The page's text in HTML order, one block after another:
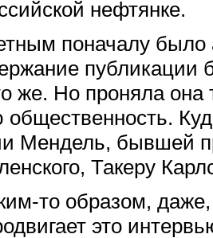
нефтянке.
поначалу было
же. Но проняла она
общественность.
Мендель, бывшей
Такеру
то образом,
это